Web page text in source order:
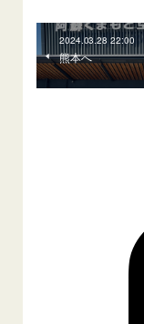
2024.03.28 22:00
熊本へ